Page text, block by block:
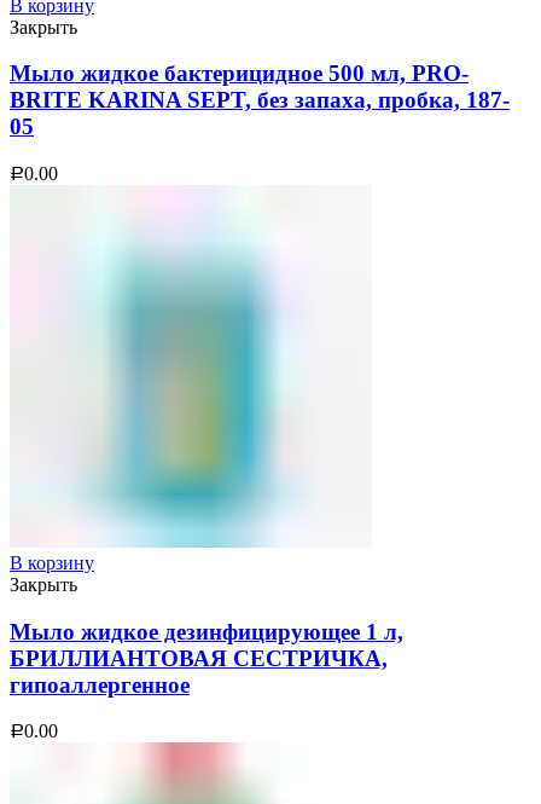
В корзину
Закрыть
Мыло жидкое бактерицидное 500 мл, PRO-
BRITE KARINA SEPT, без запаха, пробка, 187-
05
Р0.00
В корзину
Закрыть
Мыло жидкое дезинфицирующее 1 л,
БРИЛЛИАНТОВАЯ СЕСТРИЧКА,
гипоаллергенное
Р0.00